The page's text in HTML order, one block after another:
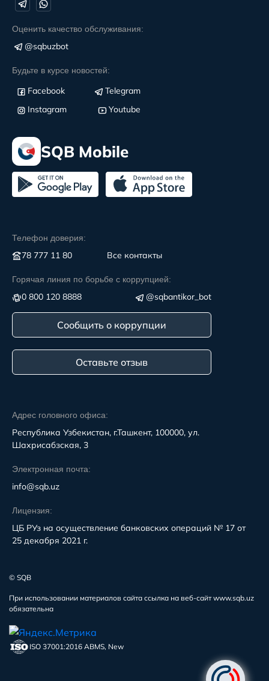
Адрес головного офиса:
Республика Узбекистан, г.Ташкент, 100000, ул.
Шахрисабзская, 3
Электронная почта:
info@sqb.uz
Лицензия:
ЦБ РУз на осуществление банковских операций № 17 от
25 декабря 2021 г.
Оценить качество обслуживания:
@sqbuzbot
Будьте в курсе новостей:
Facebook
Telegram
Instagram
Youtube
SQB Mobile
Телефон доверия:
78 777 11 80 Все контакты
Горячая линия по борьбе с коррупцией:
0 800 120 8888 @sqbantikor_bot
Сообщить о коррупции
Оставьте отзыв
© SQB
При использовании материалов сайта ссылка на веб-сайт www.sqb.uz
обязательна
ISO 37001:2016 ABMS, New